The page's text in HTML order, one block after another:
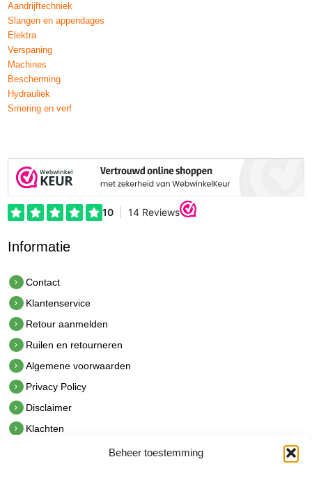
Beheer toestemming
Aandrijftechniek
Slangen en appendages
Elektra
Verspaning
Machines
Bescherming
Hydrauliek
Smering en verf
Informatie
Contact
Klantenservice
Retour aanmelden
Ruilen en retourneren
Algemene voorwaarden
Privacy Policy
Disclaimer
Klachten